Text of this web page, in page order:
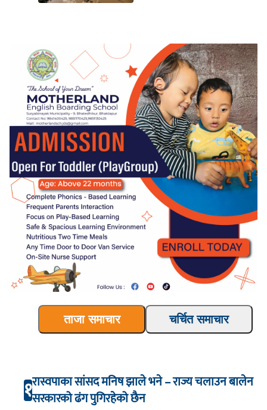
ताजा समाचार चर्चित समाचार
१रास्वपाका सांसद मनिष झाले भने – राज्य चलाउन बालेन
सरकारको ढंग पुगिरहेको छैन